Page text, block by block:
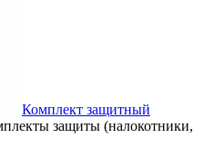
Комплект защитный
защиты (налокотники,